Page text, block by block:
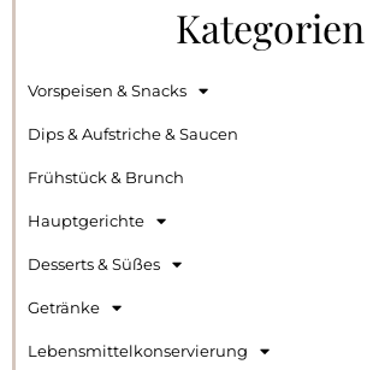
Kategorien
Vorspeisen & Snacks
Dips & Aufstriche & Saucen
Frühstück & Brunch
Hauptgerichte
Desserts & Süßes
Getränke
Lebensmittelkonservierung